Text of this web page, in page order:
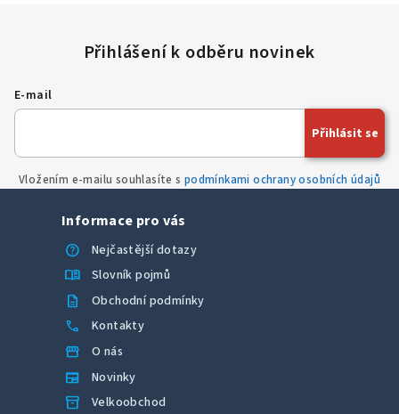
E-mail
Vložením e-mailu souhlasíte s podmínkami ochrany osobních údajů
Přihlásit se
Informace pro vás
help
Nejčastější dotazy
menu_book Slovník pojmů
description Obchodní podmínky
call Kontakty
storefront O nás
newspaper Novinky
inventory_2 Velkoobchod